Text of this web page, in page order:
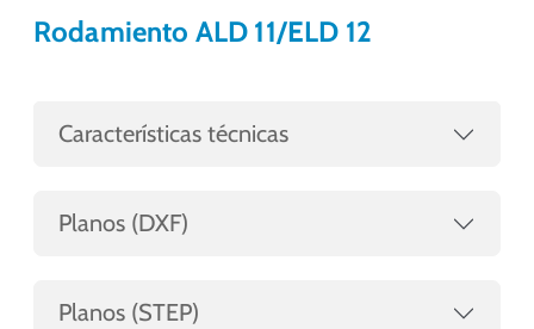
Rodamiento ALD 11/ELD 12
Características técnicas
Planos (DXF)
Planos (STEP)